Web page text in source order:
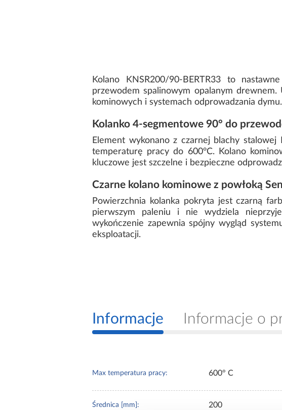
Kolano KNSR200/90-BERTR33 to
przewodem spalinowym opalanym
kominowych i systemach odprowadzania dymu.
Kolanko 4-segmentowe 90° do
Element wykonano z czarnej blachy
temperaturę pracy do 600°C. Kolano
kluczowe jest szczelne i bezpieczne
Czarne kolano kominowe z powłoką
Powierzchnia kolanka pokryta jest czarną
pierwszym paleniu i nie wydziela
wykończenie zapewnia spójny wygląd
eksploatacji.
Informacje Informacje o
Max temperatura pracy: 600° C
Średnica [mm]: 200